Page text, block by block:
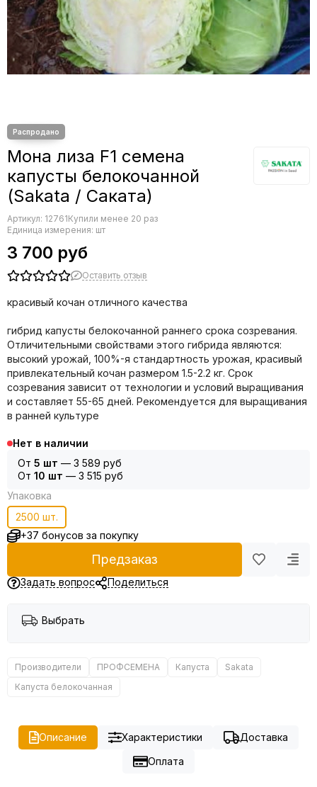
Редис
Редька
Салат
Свекла
Тыква
Земляника
Микрозелень - семена для проращивания
Фасоль
Фенхель
Мона лиза F1 семена
капусты белокочанной
(Sakata / Саката)
Артикул: 12761Купили менее 20 раз
Единица измерения: шт
3 700 руб
Оставить отзыв
красивый кочан отличного качества
гибрид капусты белокочанной раннего срока созревания.
Отличительными свойствами этого гибрида являются:
высокий урожай, 100%-я стандартность урожая, красивый
привлекательный кочан размером 1.5-2.2 кг. Срок
созревания зависит от технологии и условий выращивания
и составляет 55-65 дней. Рекомендуется для выращивания
в ранней культуре
Нет в наличии
От 5 шт — 3 589 руб
От 10 шт — 3 515 руб
Упаковка
2500 шт.
+37 бонусов за покупку
Предзаказ
Задать вопрос Поделиться
Выбрать
Производители ПРОФСЕМЕНА Капуста
Sakata
Капуста белокочанная
Описание Характеристики
Доставка
Оплата